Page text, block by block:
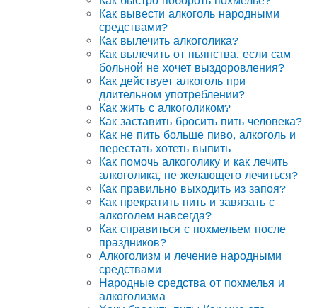
Как вывести алкоголь народными
средствами?
Как вылечить алкоголика?
Как вылечить от пьянства, если сам
больной не хочет выздоровления?
Как действует алкоголь при
длительном употреблении?
Как жить с алкоголиком?
Как заставить бросить пить человека?
Как не пить больше пиво, алкоголь и
перестать хотеть выпить
Как помочь алкоголику и как лечить
алкоголика, не желающего лечиться?
Как правильно выходить из запоя?
Как прекратить пить и завязать с
алкоголем навсегда?
Как справиться с похмельем после
праздников?
Алкоголизм и лечение народными
средствами
Народные средства от похмелья и
алкоголизма